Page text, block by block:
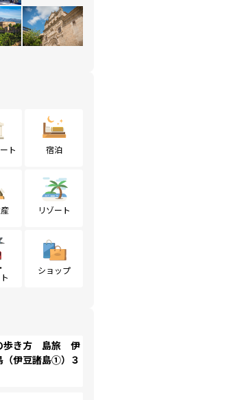
ト 宿泊
リゾート
ショップ
歩き方 島旅 伊
伊豆諸島①）３